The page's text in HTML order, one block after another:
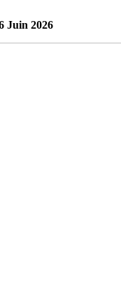
Juin 2026